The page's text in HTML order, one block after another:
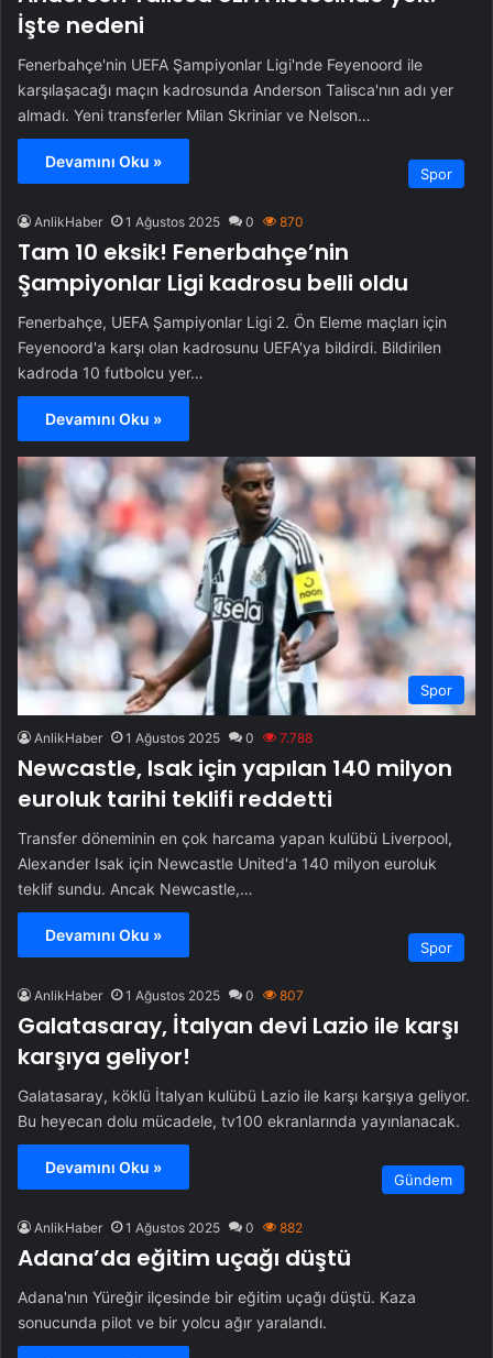
İşte nedeni
Fenerbahçe'nin UEFA Şampiyonlar Ligi'nde Feyenoord ile
karşılaşacağı maçın kadrosunda Anderson Talisca'nın adı yer
almadı. Yeni transferler Milan Skriniar ve Nelson…
Devamını Oku »
Spor
AnlikHaber 1 Ağustos 2025 0 870
Tam 10 eksik! Fenerbahçe’nin
Şampiyonlar Ligi kadrosu belli oldu
Fenerbahçe, UEFA Şampiyonlar Ligi 2. Ön Eleme maçları için
Feyenoord'a karşı olan kadrosunu UEFA'ya bildirdi. Bildirilen
kadroda 10 futbolcu yer…
Devamını Oku »
Spor
AnlikHaber 1 Ağustos 2025 0 7.788
Newcastle, Isak için yapılan 140 milyon
euroluk tarihi teklifi reddetti
Transfer döneminin en çok harcama yapan kulübü Liverpool,
Alexander Isak için Newcastle United'a 140 milyon euroluk
teklif sundu. Ancak Newcastle,…
Devamını Oku »
Spor
AnlikHaber 1 Ağustos 2025 0 807
Galatasaray, İtalyan devi Lazio ile karşı
karşıya geliyor!
Galatasaray, köklü İtalyan kulübü Lazio ile karşı karşıya geliyor.
Bu heyecan dolu mücadele, tv100 ekranlarında yayınlanacak.
Devamını Oku »
Gündem
AnlikHaber 1 Ağustos 2025 0 882
Adana’da eğitim uçağı düştü
Adana'nın Yüreğir ilçesinde bir eğitim uçağı düştü. Kaza
sonucunda pilot ve bir yolcu ağır yaralandı.